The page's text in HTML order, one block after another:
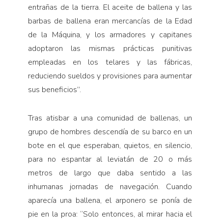
entrañas de la tierra. El aceite de ballena y las
barbas de ballena eran mercancías de la Edad
de la Máquina, y los armadores y capitanes
adoptaron las mismas prácticas punitivas
empleadas en los telares y las fábricas,
reduciendo sueldos y provisiones para aumentar
sus beneficios”.
Tras atisbar a una comunidad de ballenas, un
grupo de hombres descendía de su barco en un
bote en el que esperaban, quietos, en silencio,
para no espantar al leviatán de 20 o más
metros de largo que daba sentido a las
inhumanas jornadas de navegación. Cuando
aparecía una ballena, el arponero se ponía de
pie en la proa: “Solo entonces, al mirar hacia el